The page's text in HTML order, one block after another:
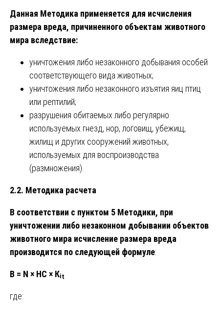
Данная Методика применяется для исчисления
размера вреда, причиненного объектам животного
мира вследствие:
уничтожения либо незаконного добывания особей
соответствующего вида животных;
уничтожения либо незаконного изъятия яиц птиц
или рептилий;
разрушения обитаемых либо регулярно
используемых гнезд, нор, логовищ, убежищ,
жилищ и других сооружений животных,
используемых для воспроизводства
(размножения).
2.2. Методика расчета
В соответствии с пунктом 5 Методики, при
уничтожении либо незаконном добывании объектов
животного мира исчисление размера вреда
производится по следующей формуле:
В = N × НС × Кᵢₜ
где: